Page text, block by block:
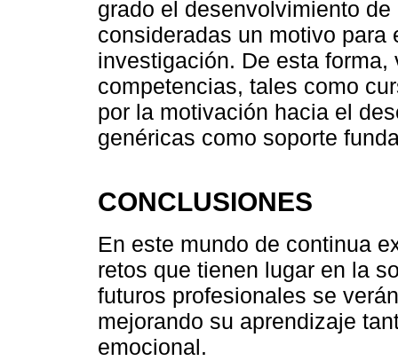
grado el desenvolvimiento
consideradas un motivo
investigación. De esta
competencias, tales como
por la motivación hacia el
genéricas como soporte
CONCLUSIONES
En este mundo de continua
retos que tienen lugar en la
futuros profesionales se
mejorando su aprendizaje
emocional.